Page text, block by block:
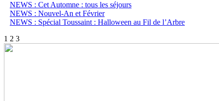
NEWS : Cet Automne : tous les séjours
NEWS : Nouvel-An et Février
NEWS : Spécial Toussaint : Halloween au Fil de l’Arbre
1 2 3